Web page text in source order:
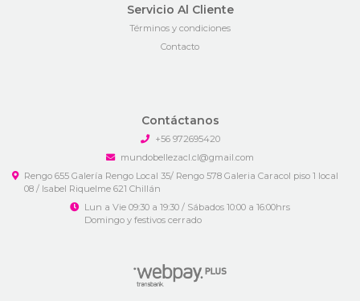
Servicio Al Cliente
Términos y condiciones
Contacto
Contáctanos
+56 972695420
mundobellezacl.cl@gmail.com
Rengo 655 Galería Rengo Local 35/ Rengo 578 Galeria Caracol piso 1 local
08 / Isabel Riquelme 621 Chillán
Lun a Vie 09:30 a 19:30 / Sábados 10:00 a 16:00hrs
Domingo y festivos cerrado